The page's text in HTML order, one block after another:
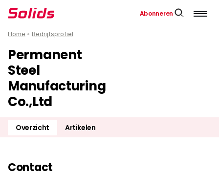
Abonneren
Home • Bedrijfsprofiel
Permanent
Steel
Manufacturing
Co.,Ltd
Overzicht Artikelen
Contact